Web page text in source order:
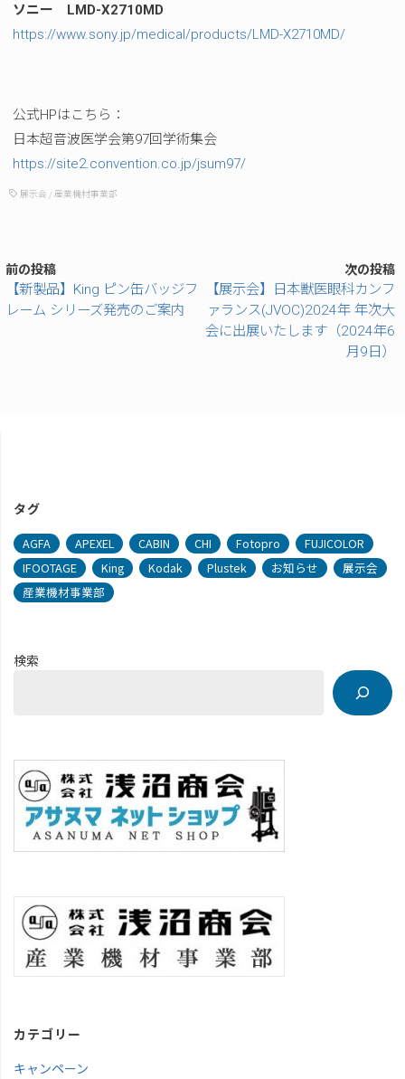
ソニー LMD-X2710MD
https://www.sony.jp/medical/products/LMD-X2710MD/
公式HPはこちら：
日本超音波医学会第97回学術集会
https://site2.convention.co.jp/jsum97/
展示会 / 産業機材事業部
前の投稿
【新製品】King ピン缶バッジフ
レーム シリーズ発売のご案内
次の投稿
【展示会】日本獣医眼科カンフ
ァランス(JVOC)2024年 年次大
会に出展いたします（2024年6
月9日）
タグ
AGFA APEXEL CABIN CHI Fotopro
FUJICOLOR
IFOOTAGE
King Kodak Plustek お知らせ
展示会
産業機材事業部
検索
カテゴリー
キャンペーン